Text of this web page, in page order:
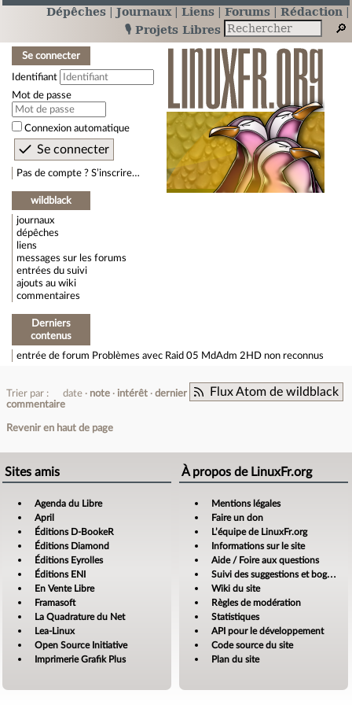
Dépêches Journaux Liens Forums
Rédaction
🎙️ Projets Libres
Se connecter
Identifiant
Mot de passe
Connexion automatique
Pas de compte ? S’inscrire…
wildblack
journaux
dépêches
liens
messages sur les forums
entrées du suivi
ajouts au wiki
commentaires
Derniers
contenus
entrée de forum Problèmes avec Raid 05 MdAdm 2HD non reconnus
Flux Atom de wildblack
Trier par : date note intérêt
dernier
commentaire
Revenir en haut de page
Sites amis
Agenda du Libre
April
Éditions D-BookeR
Éditions Diamond
Éditions Eyrolles
Éditions ENI
En Vente Libre
Framasoft
La Quadrature du Net
Lea-Linux
Open Source Initiative
Imprimerie Grafik Plus
À propos de LinuxFr.org
Mentions légales
Faire un don
L’équipe de LinuxFr.org
Informations sur le site
Aide / Foire aux questions
Suivi des suggestions et bogues
Wiki du site
Règles de modération
Statistiques
API pour le développement
Code source du site
Plan du site